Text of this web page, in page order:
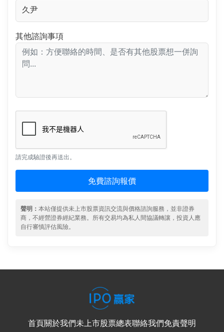
其他諮詢事項
請完成驗證後再送出。
免費諮詢報價
聲明： 本站僅提供未上市股票資訊交流與價格諮詢服務，並非證券
商，不經營證券經紀業務。所有交易均為私人間協議轉讓，投資人應
自行審慎評估風險。
首頁關於我們未上市股票總表聯絡我們免責聲明